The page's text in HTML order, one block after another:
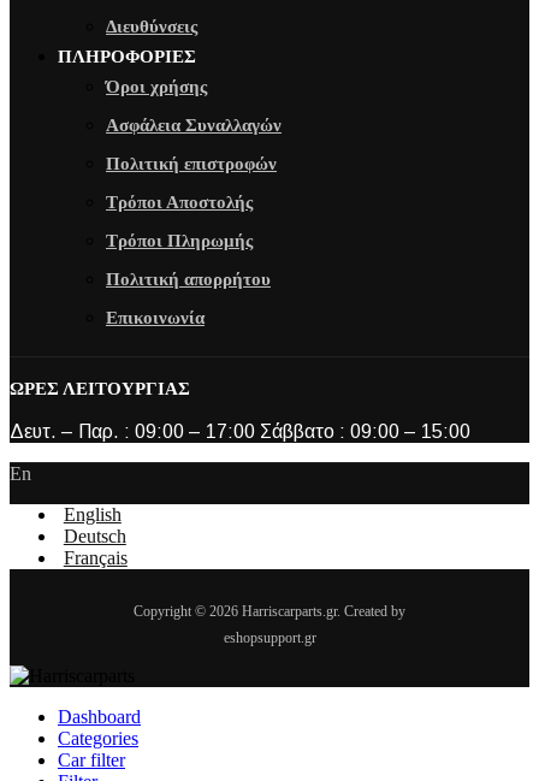
Διευθύνσεις
ΠΛΗΡΟΦΟΡΙΕΣ
Όροι χρήσης
Ασφάλεια Συναλλαγών
Πολιτική επιστροφών
Τρόποι Αποστολής
Τρόποι Πληρωμής
Πολιτική απορρήτου
Επικοινωνία
ΩΡΕΣ ΛΕΙΤΟΥΡΓΙΑΣ
Δευτ. – Παρ. : 09:00 – 17:00 Σάββατο : 09:00 – 15:00
En
English
Deutsch
Français
Copyright © 2026 Harriscarparts.gr. Created by
eshopsupport.gr
Dashboard
Categories
Car filter